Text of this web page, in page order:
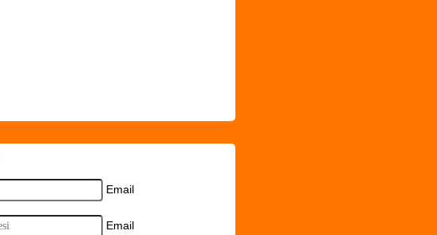
Email
Email